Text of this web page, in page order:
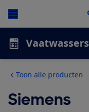
Vaatwassers
Toon alle producten
Siemens